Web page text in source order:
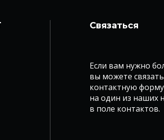
Связаться
Если вам нужно
вы можете
контактную
на один из наших
в поле контактов.